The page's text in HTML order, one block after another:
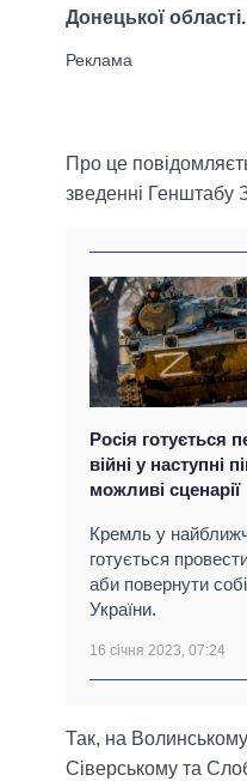
Донецької області.
Про це
зведенні Генштабу
Росія готується
війні у наступні
можливі сценарії
Кремль у
готується провести
аби повернути собі
України.
16 січня 2023, 07:24
Так, на
Сіверському та